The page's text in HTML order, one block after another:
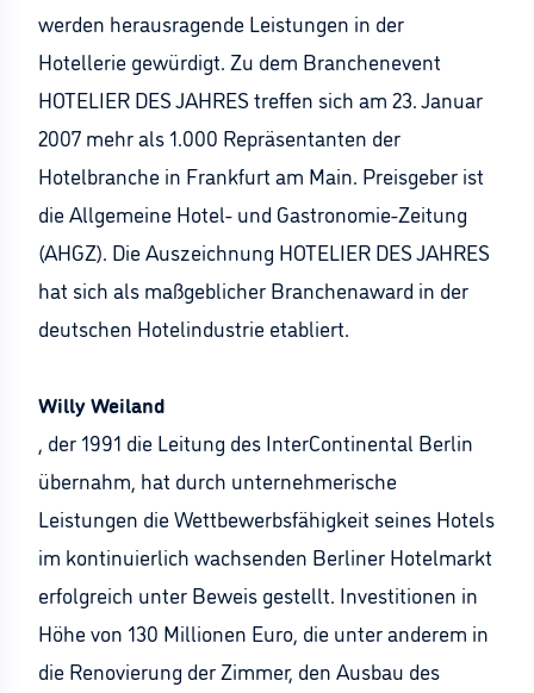
werden herausragende Leistungen in der
Hotellerie gewürdigt. Zu dem Branchenevent
HOTELIER DES JAHRES treffen sich am 23. Januar
2007 mehr als 1.000 Repräsentanten der
Hotelbranche in Frankfurt am Main. Preisgeber ist
die Allgemeine Hotel- und Gastronomie-Zeitung
(AHGZ). Die Auszeichnung HOTELIER DES JAHRES
hat sich als maßgeblicher Branchenaward in der
deutschen Hotelindustrie etabliert.
Willy Weiland
, der 1991 die Leitung des InterContinental Berlin
übernahm, hat durch unternehmerische
Leistungen die Wettbewerbsfähigkeit seines Hotels
im kontinuierlich wachsenden Berliner Hotelmarkt
erfolgreich unter Beweis gestellt. Investitionen in
Höhe von 130 Millionen Euro, die unter anderem in
die Renovierung der Zimmer, den Ausbau des